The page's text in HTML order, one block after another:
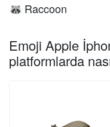
🦝 Raccoon
Emoji Apple
platformlarda